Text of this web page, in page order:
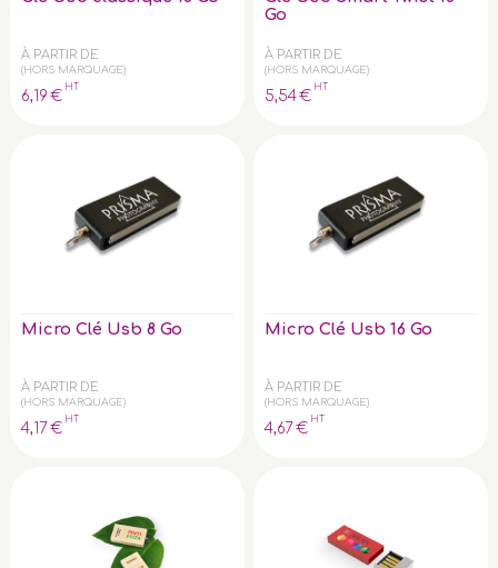
À PARTIR DE
(HORS MARQUAGE)
6,19 €
HT
Go
À PARTIR DE
(HORS MARQUAGE)
5,54€
HT
Micro Clé Usb 8 Go
À PARTIR DE
(HORS MARQUAGE)
4,17€
HT
Micro Clé Usb 16 Go
À PARTIR DE
(HORS MARQUAGE)
4,67€
HT